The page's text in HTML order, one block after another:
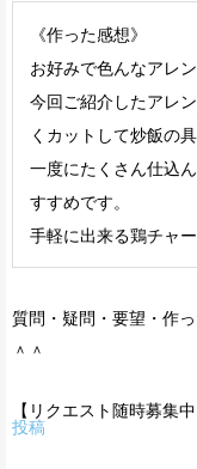
《作った感想》
お好みで色んなアレ
今回ご紹介したアレ
くカットして炒飯の
一度にたくさん仕込
すすめです。
手軽に出来る鶏チャ
質問・疑問・要望・作
＾＾
【リクエスト随時募集中
投稿